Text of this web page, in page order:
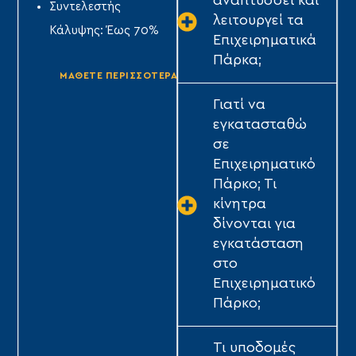
Συντελεστής
Κάλυψης: Έως 70%
ΜΑΘΕΤΕ ΠΕΡΙΣΣΟΤΕΡΑ
Συντελεστής
Κάλυψης: Έως 70%
λειτουργεί τα
Επιχειρηματικά
Πάρκα;
Γιατί να
εγκατασταθώ
σε
Επιχειρηματικό
Πάρκο; Τι
κίνητρα
δίνονται για
εγκατάσταση
στο
Επιχειρηματικό
Πάρκο;
Τι υποδομές